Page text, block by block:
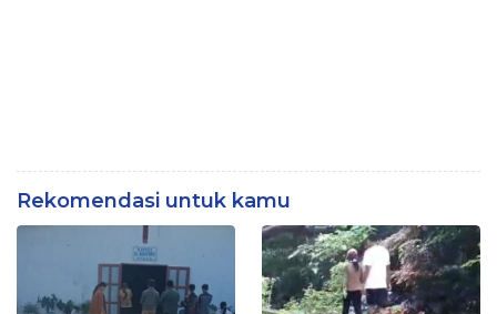
Rekomendasi untuk kamu